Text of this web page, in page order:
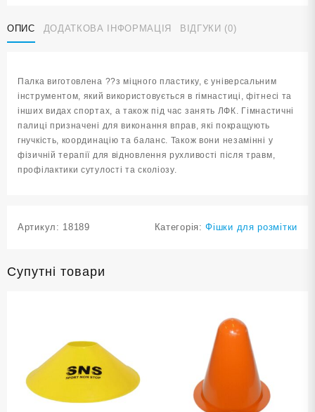
лімонна
кількість
ОПИС ДОДАТКОВА ІНФОРМАЦІЯ ВІДГУКИ (0)
Палка виготовлена ??з міцного пластику, є універсальним
інструментом, який використовується в гімнастиці, фітнесі та
інших видах спортах, а також під час занять ЛФК. Гімнастичні
палиці призначені для виконання вправ, які покращують
гнучкість, координацію та баланс. Також вони незамінні у
фізичній терапії для відновлення рухливості після травм,
профілактики сутулості та сколіозу.
Артикул: 18189 Категорія:Фішки для розмітки
Супутні товари